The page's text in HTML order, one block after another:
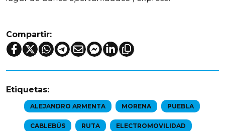
Compartir:
Etiquetas:
ALEJANDRO ARMENTA MORENA PUEBLA
CABLEBÚS RUTA ELECTROMOVILIDAD